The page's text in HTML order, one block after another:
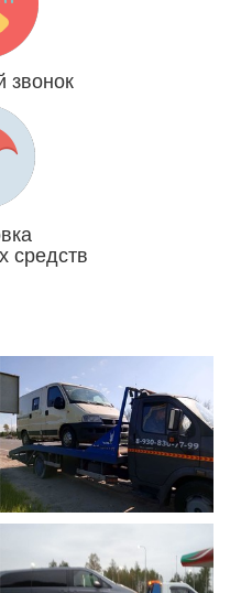
звонок
Вас
средств